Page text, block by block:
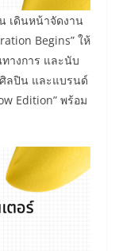
เดินหน้าจัดงาน
Begins” ให้
ทางการ และนับ
ศิลปิน และแบรนด์
Edition” พร้อม